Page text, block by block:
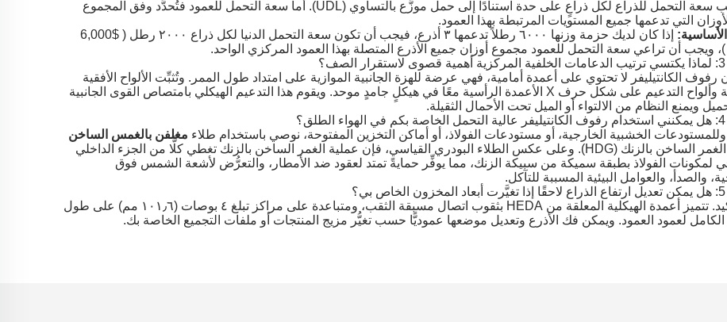
تحسب سعة التحمل للذراع لكل ذراعٍ على حدة استنادًا إلى حمل موزَّع بالتساوي (UDL). أما سعة التحمل للعمود فتُحدَّد وفق المجموع
التي تدعمها جميع المستويات المرتبطة بهذا العمود.
إذا كان لديك حزمة وزنها ٦٠٠٠ رطلاً تدعمها ٣ أذرع، فيجب أن تكون سعة التحمل الدنيا لكل ذراع ٢٠٠٠ رطل (
$6,000
)، ويجب أن تراعي سعة التحمل للعمود مجموع أوزان جميع الأذرع المتصلة بهذا العمود المركزي الواحد.
رفوف الكانتيليفر لا تحتوي على أعمدة أمامية، فهي عرضة للهزة الجانبية الموازية على امتداد طول الممر. وتُثبِّت الألواح الأفقية
المركزية وألواح التدعيم على شكل حرف X الأعمدة الرأسية معًا في هيكلٍ جامدٍ موحد. ويقوم هذا التدعيم الهيكلي بامتصاص القوى الجانبية
ويمنع النظام من الالتواء أو الميل تحت الأحمال الثقيلة.
الخشبية الخارجية، أو مستودعات الفولاذ، أو أماكن التخزين المفتوحة، نوصي باستخدام طلاء مغلفن بالغمس الساخن
الغمر الساخن بالزنك (HDG). وعلى عكس الطلاء البودري القياسي، فإن عملية الغمر الساخن بالزنك تغطي كلًّا من الجزء الداخلي
لمكونات الفولاذ بطبقة سميكة من سبيكة الزنك، مما يوفِّر حمايةً تمتد لعقود ضد الأمطار، والتعرُّض لأشعة الشمس فوق
والصدأ، والعوامل البيئية المسببة للتآكل.
بالتأكيد. تتميز أعمدة الهيكلية المعلقة من HEDA بثقوب اتصال مسبقة الثقب، ومتباعدة على مراكز تبلغ ٤ بوصات (١٠١٫٦ مم) على طول
الكامل لعمود العمود. ويمكن فك الأذرع وتعديل موضعها عموديًّا حسب تغيُّر مزيج المنتجات أو ملفات التجميع الخاصة بك.